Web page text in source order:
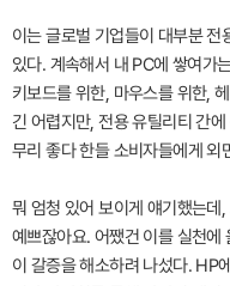
이는 글로벌 기업들이 대부분
있다. 계속해서 내 PC에 쌓여가
키보드를 위한, 마우스를 위한,
긴 어렵지만, 전용 유틸리티 간
무리 좋다 한들 소비자들에게 외
뭐 엄청 있어 보이게 얘기했는데
예쁘잖아요. 어쨌건 이를 실천
이 갈증을 해소하려 나섰다. HP